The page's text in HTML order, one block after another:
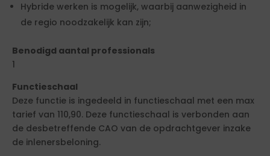
Hybride werken is mogelijk, waarbij aanwezigheid in
de regio noodzakelijk kan zijn;
Benodigd aantal professionals
1
Functieschaal
Deze functie is ingedeeld in functieschaal met een max
tarief van 110,90. Deze functieschaal is verbonden aan
de desbetreffende CAO van de opdrachtgever inzake
de inlenersbeloning.